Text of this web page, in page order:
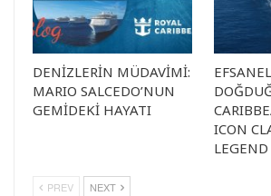
DENİZLERİN MÜDAVİMİ:
MARIO SALCEDO’NUN
GEMİDEKİ HAYATI
ICON
PREV NEXT